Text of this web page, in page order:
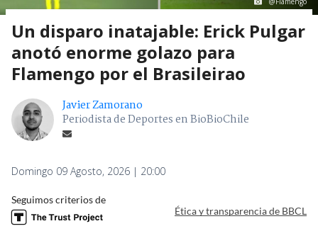
Un disparo inatajable: Erick Pulgar
anotó enorme golazo para
Flamengo por el Brasileirao
Javier Zamorano
Periodista de Deportes en BioBioChile
Domingo 09 Agosto, 2026 | 20:00
Seguimos criterios de
Ética y transparencia de BBCL